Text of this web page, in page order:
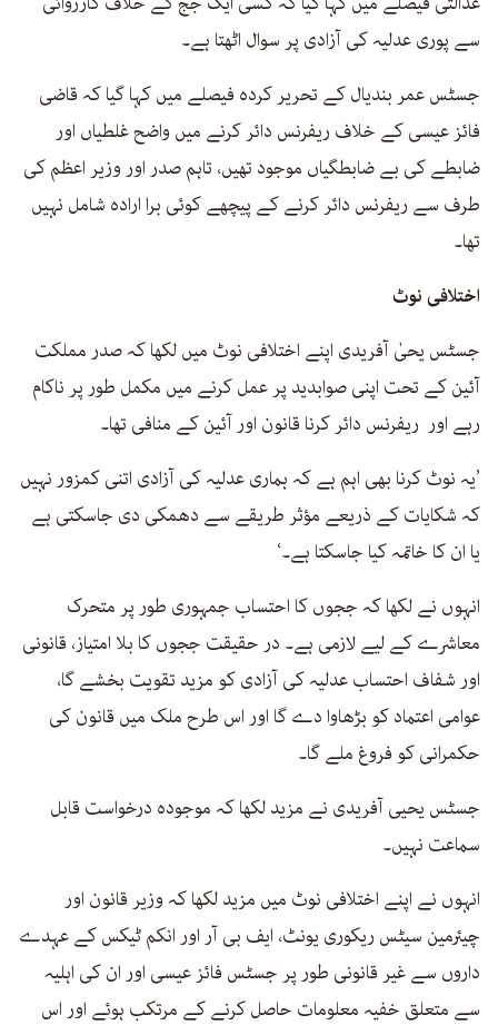
سے پوری عدلیہ کی آزادی پر سوال اٹھتا ہے۔
جسٹس عمر بندیال کے تحریر کردہ فیصلے میں کہا گیا کہ قاضی
فائز عیسی کے خلاف ریفرنس دائر کرنے میں واضح غلطیاں اور
ضابطے کی بے ضابطگیاں موجود تھیں، تاہم صدر اور وزیر اعظم کی
طرف سے ریفرنس دائر کرنے کے پیچھے کوئی برا ارادہ شامل نہیں
تھا۔
اختلافی نوٹ
جسٹس یحیٰ آفریدی اپنے اختلافی نوٹ میں لکھا کہ صدر مملکت
آئین کے تحت اپنی صوابدید پر عمل کرنے میں مکمل طور پر ناکام
رہے اور ریفرنس دائر کرنا قانون اور آئین کے منافی تھا۔
’یہ نوٹ کرنا بھی اہم ہے کہ ہماری عدلیہ کی آزادی اتنی کمزور نہیں
کہ شکایات کے ذریعے مؤثر طریقے سے دھمکی دی جاسکتی ہے
یا ان کا خاتمہ کیا جاسکتا ہے۔‘
انہوں نے لکھا کہ ججوں کا احتساب جمہوری طور پر متحرک
معاشرے کے لیے لازمی ہے۔ در حقیقت ججوں کا بلا امتیاز، قانونی
اور شفاف احتساب عدلیہ کی آزادی کو مزید تقویت بخشے گا،
عوامی اعتماد کو بڑھاوا دے گا اور اس طرح ملک میں قانون کی
حکمرانی کو فروغ ملے گا۔
جسٹس یحیی آفریدی نے مزید لکھا کہ موجودہ درخواست قابل
سماعت نہیں۔
انہوں نے اپنے اختلافی نوٹ میں مزید لکھا کہ وزیر قانون اور
چیئرمین سیٹس ریکوری یونٹ، ایف بی آر اور انکم ٹیکس کے عہدے
داروں سے غیر قانونی طور پر جسٹس فائز عیسی اور ان کی اہلیہ
سے متعلق خفیہ معلومات حاصل کرنے کے مرتکب ہوئے اور اس